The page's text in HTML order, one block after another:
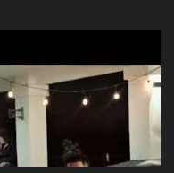
la soledad Porque me
el final fue triste pa mí Y
por ti yo y la luna
sabe qué será de mí si
muy en el fondo te